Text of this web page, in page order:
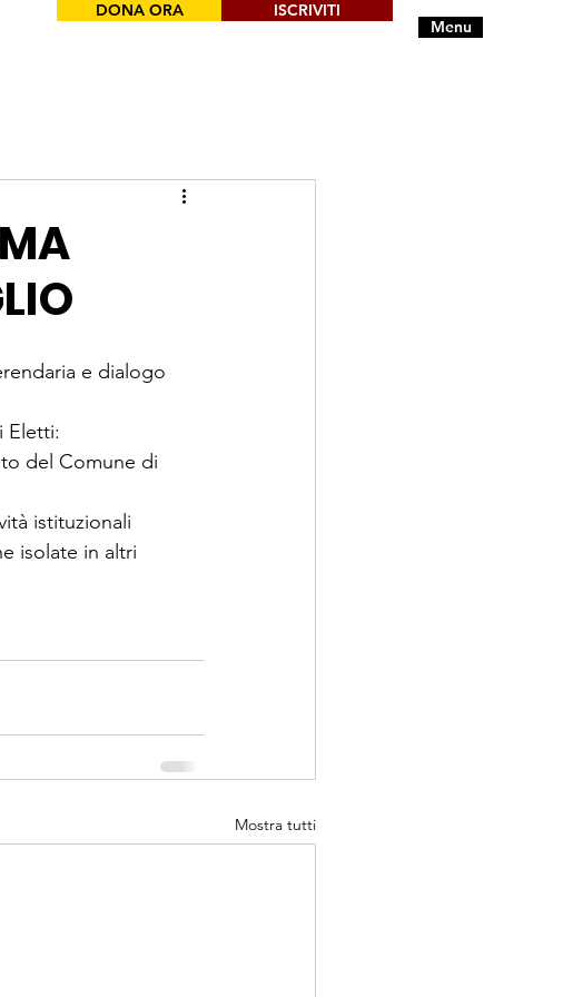
Menu
DONA ORA ISCRIVITI
e dialogo
Eletti:
del Comune di
istituzionali
isolate in altri
Mostra tutti